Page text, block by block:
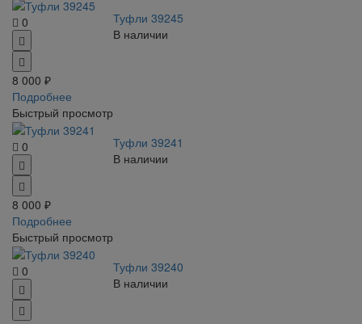
0
Туфли 39245
В наличии
8 000 ₽
Подробнее
Быстрый просмотр
0
Туфли 39241
В наличии
8 000 ₽
Подробнее
Быстрый просмотр
0
Туфли 39240
В наличии